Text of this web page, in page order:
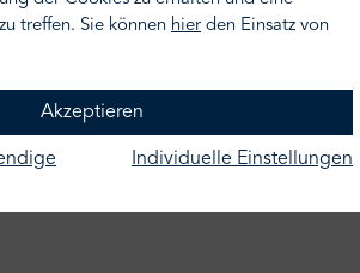
treffen. Sie können hier den Einsatz von
Akzeptieren
Individuelle Einstellungen